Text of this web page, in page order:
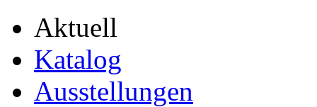
Aktuell
Katalog
Ausstellungen